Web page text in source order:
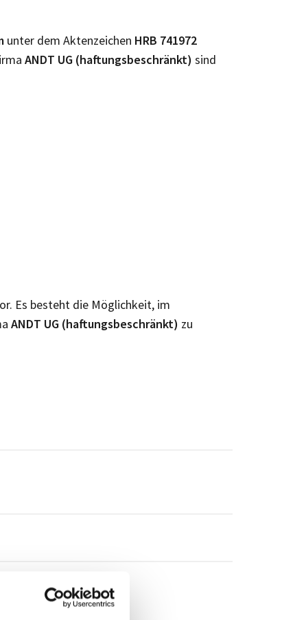
unter dem Aktenzeichen HRB 741972
ANDT UG (haftungsbeschränkt) sind
Es besteht die Möglichkeit, im
ANDT UG (haftungsbeschränkt) zu